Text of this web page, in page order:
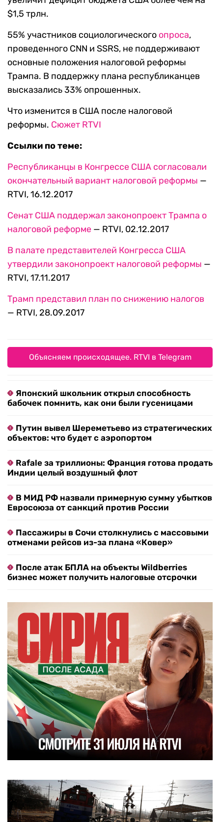
$1,5 трлн.
55% участников социологического опроса,
проведенного CNN и SSRS, не поддерживают
основные положения налоговой реформы
Трампа. В поддержку плана республиканцев
высказались 33% опрошенных.
Что изменится в США после налоговой
реформы. Сюжет RTVI
Ссылки по теме:
Республиканцы в Конгрессе США согласовали
окончательный вариант налоговой реформы —
RTVI, 16.12.2017
Сенат США поддержал законопроект Трампа о
налоговой реформе — RTVI, 02.12.2017
В палате представителей Конгресса США
утвердили законопроект налоговой реформы —
RTVI, 17.11.2017
Трамп представил план по снижению налогов
— RTVI, 28.09.2017
Объясняем происходящее. RTVI в Telegram
Японский школьник открыл способность
бабочек помнить, как они были гусеницами
Путин вывел Шереметьево из стратегических
объектов: что будет с аэропортом
Rafale за триллионы: Франция готова продать
Индии целый воздушный флот
В МИД РФ назвали примерную сумму убытков
Евросоюза от санкций против России
Пассажиры в Сочи столкнулись с массовыми
отменами рейсов из-за плана «Ковер»
После атак БПЛА на объекты Wildberries
бизнес может получить налоговые отсрочки